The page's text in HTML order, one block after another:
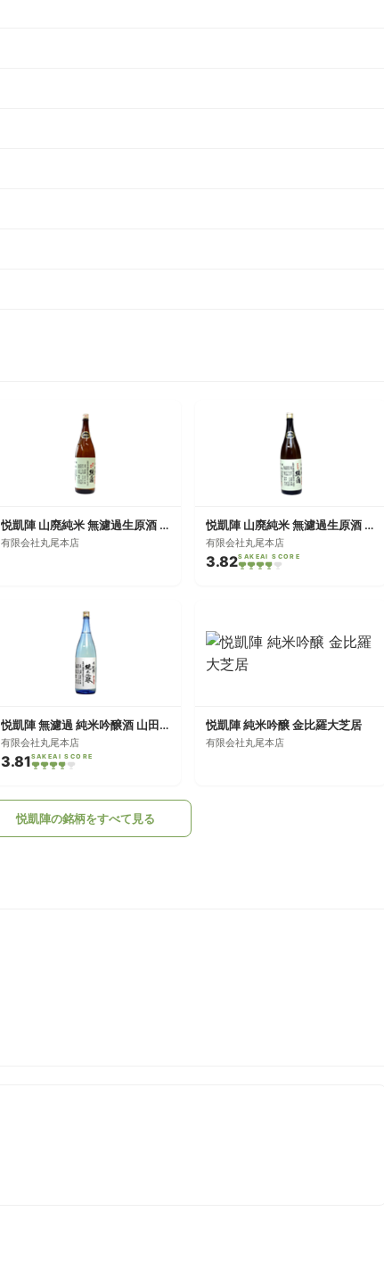
悦凱陣 山廃純米 無濾過生原酒 讃州雄町
有限会社丸尾本店
悦凱陣 山廃純米 無濾過生原酒 オオセト
有限会社丸尾本店
3.82SAKEAI SCORE
悦凱陣 無濾過 純米吟醸酒 山田錦
有限会社丸尾本店
3.81SAKEAI SCORE
悦凱陣 純米吟醸 金比羅大芝居
有限会社丸尾本店
悦凱陣の銘柄をすべて見る